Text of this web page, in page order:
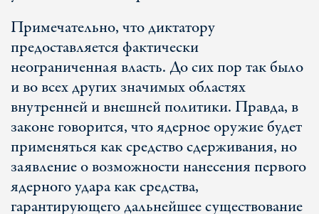
Примечательно, что диктатору
предоставляется фактически
неограниченная власть. До сих пор так было
и во всех других значимых областях
внутренней и внешней политики. Правда, в
законе говорится, что ядерное оружие будет
применяться как средство сдерживания, но
заявление о возможности нанесения первого
ядерного удара как средства,
гарантирующего дальнейшее существование